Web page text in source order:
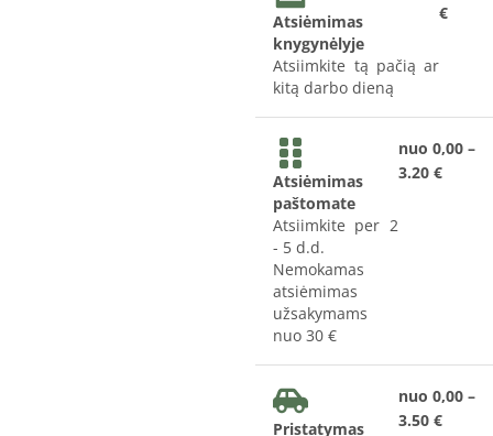
Atsiėmimas
knygynėlyje
Atsiimkite tą pačią ar
kitą darbo dieną
€
Atsiėmimas
paštomate
Atsiimkite per 2
- 5 d.d.
Nemokamas
atsiėmimas
užsakymams
nuo 30 €
nuo 0,00 –
3.20 €
Pristatymas
nuo 0,00 –
3.50 €